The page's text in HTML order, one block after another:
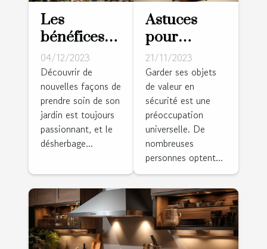
Les
bénéfices
du
désherbage
thermique
pour votre
jardin
04/12/2023
Découvrir de
nouvelles façons de
prendre soin de son
jardin est toujours
passionnant, et le
désherbage...
Astuces
pour
dissimuler
un coffre-
fort dans
votre salle
de séjour
21/11/2023
Garder ses objets
de valeur en
sécurité est une
préoccupation
universelle. De
nombreuses
personnes optent...